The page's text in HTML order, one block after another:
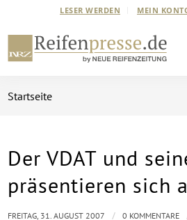
LESER WERDEN MEIN
Startseite
Der VDAT und
präsentieren sich
FREITAG, 31. AUGUST 2007 / 0 KOMMENTARE